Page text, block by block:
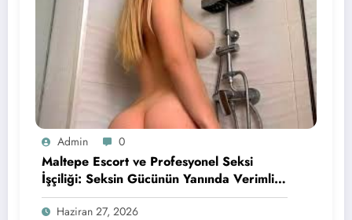
Admin 0
Maltepe Escort ve Profesyonel Seksi
İşçiliği: Seksin Gücünün Yanında Verimli
Keyif Konusunda Öne Çıkan Detaylar
Haziran 27, 2026